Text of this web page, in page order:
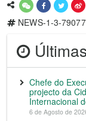
NEWS-1-3-
Chefe do
projecto da
Internacional
6 de Agosto de